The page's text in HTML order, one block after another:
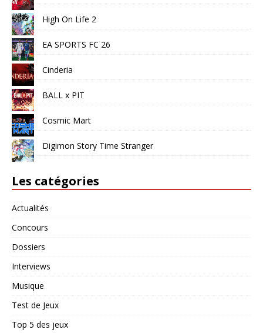
High On Life 2
EA SPORTS FC 26
Cinderia
BALL x PIT
Cosmic Mart
Digimon Story Time Stranger
Les catégories
Actualités
Concours
Dossiers
Interviews
Musique
Test de Jeux
Top 5 des jeux